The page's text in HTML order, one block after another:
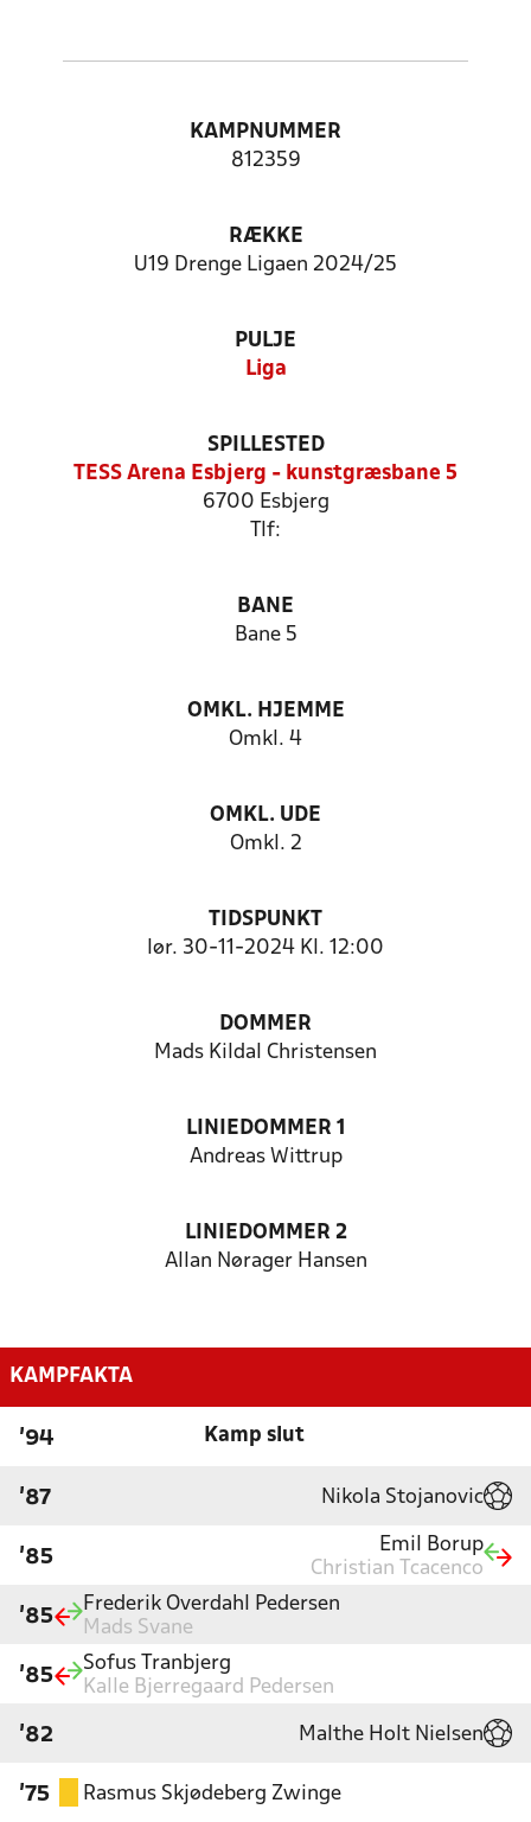
KAMPNUMMER
812359
RÆKKE
U19 Drenge Ligaen 2024/25
PULJE
Liga
SPILLESTED
TESS Arena Esbjerg - kunstgræsbane 5
6700 Esbjerg
Tlf:
BANE
Bane 5
OMKL. HJEMME
Omkl. 4
OMKL. UDE
Omkl. 2
TIDSPUNKT
lør. 30-11-2024 Kl. 12:00
DOMMER
Mads Kildal Christensen
LINIEDOMMER 1
Andreas Wittrup
LINIEDOMMER 2
Allan Nørager Hansen
KAMPFAKTA
'94 Kamp slut
'87 Nikola Stojanovic
'85
Emil Borup
Christian Tcacenco
'85
Frederik Overdahl Pedersen
Mads Svane
'85
Sofus Tranbjerg
Kalle Bjerregaard Pedersen
'82 Malthe Holt Nielsen
'75 Rasmus Skjødeberg Zwinge